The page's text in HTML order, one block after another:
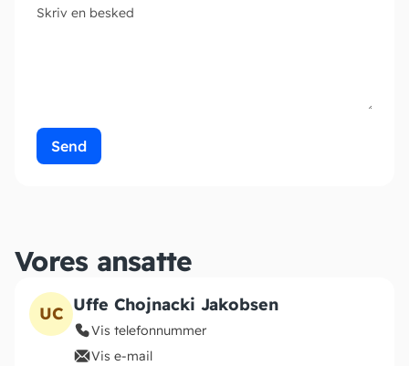
Skriv en besked
Send
Vores ansatte
UC Uffe Chojnacki Jakobsen
Vis telefonnummer
Vis e-mail